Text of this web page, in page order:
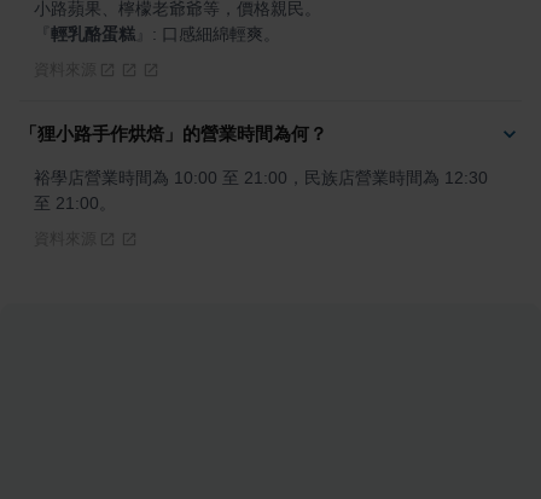
輕乳酪蛋糕 : 口感細綿輕爽。
「狸小路手作烘焙」的營業時間為何？
裕學店營業時間為 10:00 至 21:00，民族店營業時間為 12:30
至 21:00。